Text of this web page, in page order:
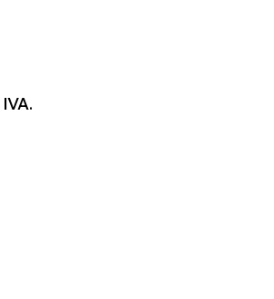
as
lhe-á
seu